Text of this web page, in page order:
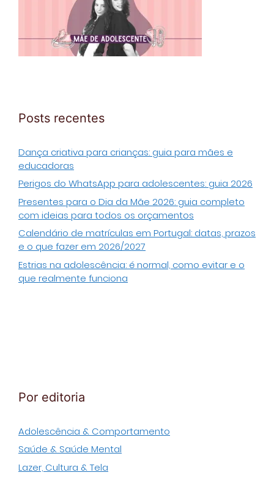
Posts recentes
Dança criativa para crianças: guia para mães e
educadoras
Perigos do WhatsApp para adolescentes: guia 2026
Presentes para o Dia da Mãe 2026: guia completo
com ideias para todos os orçamentos
Calendário de matrículas em Portugal: datas, prazos
e o que fazer em 2026/2027
Estrias na adolescência: é normal, como evitar e o
que realmente funciona
Por editoria
Adolescência & Comportamento
Saúde & Saúde Mental
Lazer, Cultura & Tela